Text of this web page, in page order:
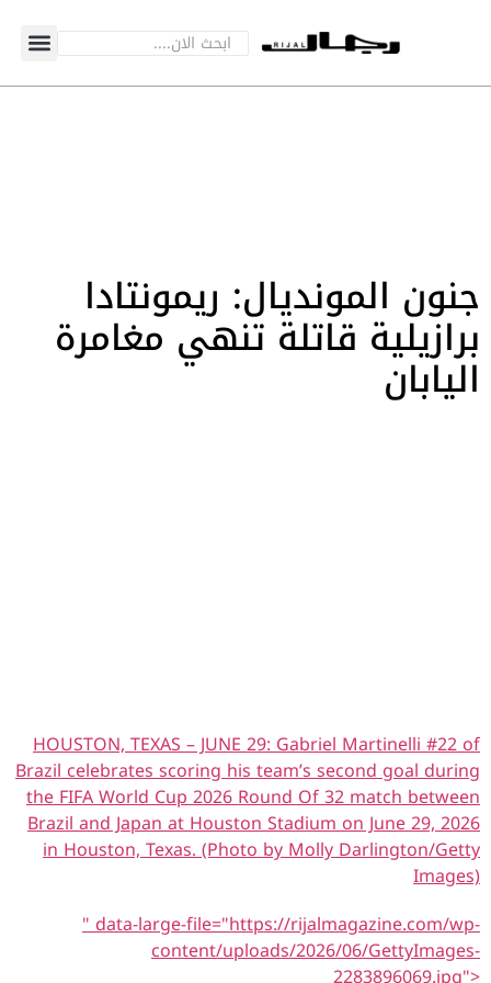
جنون المونديال: ريمونتادا
برازيلية قاتلة تنهي مغامرة
اليابان
HOUSTON, TEXAS – JUNE 29: Gabriel Martinelli #22 of
Brazil celebrates scoring his team’s second goal during
the FIFA World Cup 2026 Round Of 32 match between
Brazil and Japan at Houston Stadium on June 29, 2026
in Houston, Texas. (Photo by Molly Darlington/Getty
Images)
" data-large-file="https://rijalmagazine.com/wp-
content/uploads/2026/06/GettyImages-